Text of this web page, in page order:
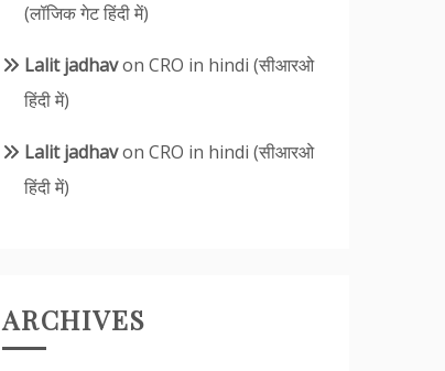
(लॉजिक गेट हिंदी में)
Lalit jadhavon CRO in hindi (सीआरओ
हिंदी में)
Lalit jadhavon CRO in hindi (सीआरओ
हिंदी में)
ARCHIVES